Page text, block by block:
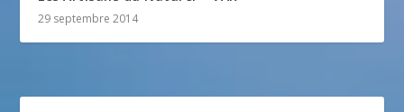
29 septembre 2014